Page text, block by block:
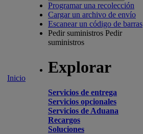
Inicio
Programar una recolección
Cargar un archivo de envío
Escanear un código de barras
Pedir suministros Pedir
suministros
Explorar
Servicios de entrega
Servicios opcionales
Servicios de Aduana
Recargos
Soluciones